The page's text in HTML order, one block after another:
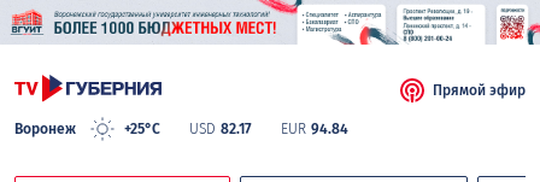
Воронеж +25°C USD 82.17 EUR 94.84
Прямой эфир